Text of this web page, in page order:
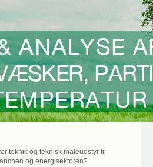
vores nye
teknik og teknisk måleudstyr til
og energisektoren?